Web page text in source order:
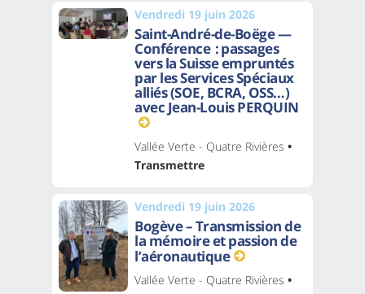
Vendredi 19 juin 2026
Saint-André-de-Boëge —
Conférence : passages
vers la Suisse empruntés
par les Services Spéciaux
alliés (SOE, BCRA, OSS…)
avec Jean-Louis PERQUIN
Vallée Verte - Quatre Rivières •
Transmettre
Vendredi 19 juin 2026
Bogève – Transmission de
la mémoire et passion de
l’aéronautique
Vallée Verte - Quatre Rivières •